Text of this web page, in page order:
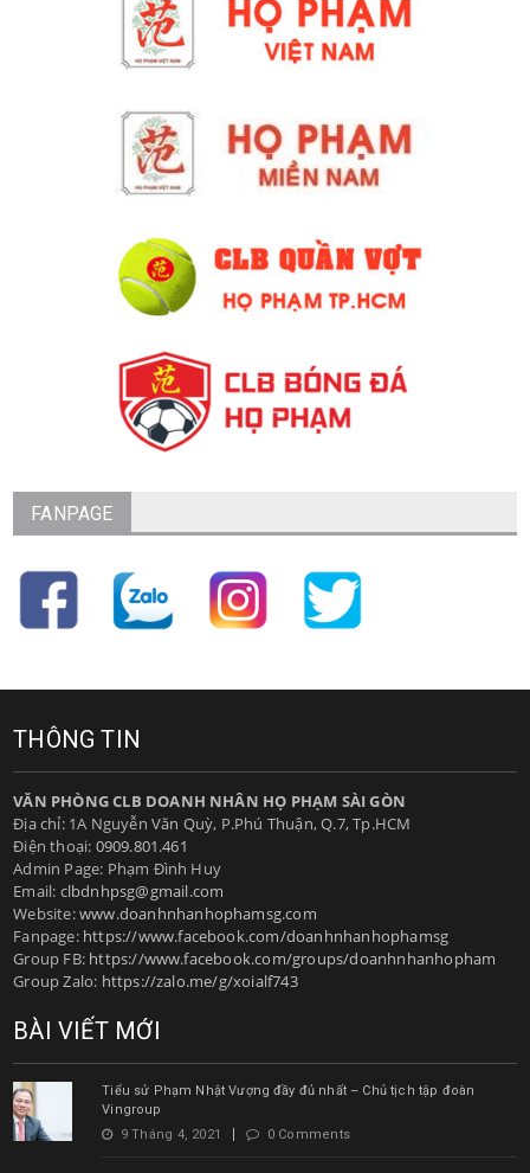
FANPAGE
THÔNG TIN
VĂN PHÒNG CLB DOANH NHÂN HỌ PHẠM SÀI GÒN
Địa chỉ: 1A Nguyễn Văn Quỳ, P.Phú Thuận, Q.7, Tp.HCM
Điện thoại: 0909.801.461
Admin Page: Phạm Đình Huy
Email: clbdnhpsg@gmail.com
Website:www.doanhnhanhophamsg.com
Fanpage: https://www.facebook.com/doanhnhanhophamsg
Group FB: https://www.facebook.com/groups/doanhnhanhopham
Group Zalo: https://zalo.me/g/xoialf743
BÀI VIẾT MỚI
Tiểu sử Phạm Nhật Vượng đầy đủ nhất – Chủ tịch tập đoàn
Vingroup
9 Tháng 4, 2021
0 Comments